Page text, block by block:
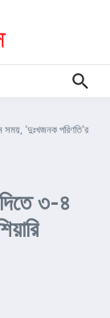
সময়, ‘দুঃখজনক পরিণতি’র
৩-৪